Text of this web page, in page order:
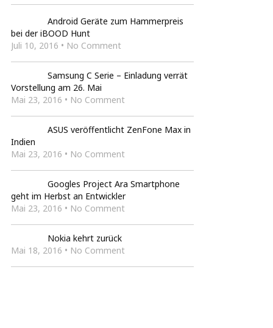
Android Geräte zum Hammerpreis
bei der iBOOD Hunt
Juli 10, 2016 • No Comment
Samsung C Serie – Einladung verrät
Vorstellung am 26. Mai
Mai 23, 2016 • No Comment
ASUS veröffentlicht ZenFone Max in
Indien
Mai 23, 2016 • No Comment
Googles Project Ara Smartphone
geht im Herbst an Entwickler
Mai 23, 2016 • No Comment
Nokia kehrt zurück
Mai 18, 2016 • No Comment